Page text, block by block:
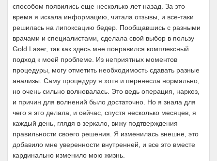
способом появились еще несколько лет назад. За это
время я искала информацию, читала отзывы, и все-таки
решилась на липоксацию бедер. Пообщавшись с разными
врачами и специалистами, сделала свой выбор в пользу
Gold Laser, так как здесь мне понравился комплексный
подход к моей проблеме. Из неприятных моментов
процедуры, могу отметить необходимость сдавать разные
анализы. Саму процедуру я хотя и перенесла нормально,
но очень сильно волновалась. Это ведь операция, наркоз,
и причин для волнений было достаточно. Но я знала для
чего я это делала, и сейчас, спустя несколько месяцев, я
каждый день, глядя в зеркало, вижу подтверждения
правильности своего решения. Я изменилась внешне, это
добавило мне уверенности внутренней, и все это вместе
кардинально изменило мою жизнь.